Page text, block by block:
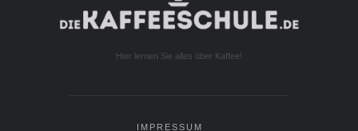
Hier lernen Sie alles über Kaffee!
IMPRESSUM